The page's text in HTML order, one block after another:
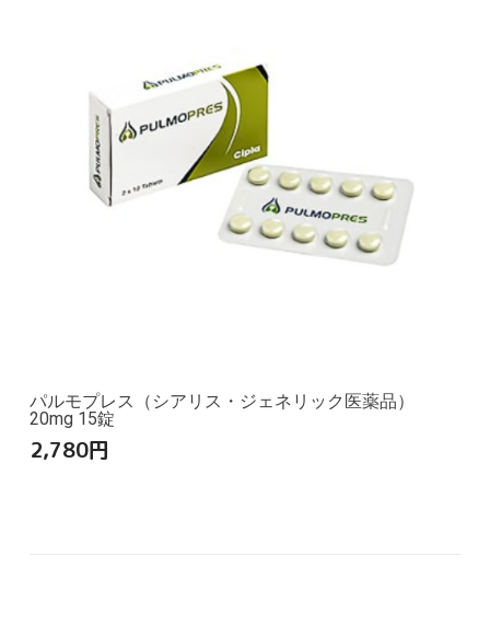
パルモプレス（シアリス・ジェネリック医薬品）
20mg 15錠
2,780円